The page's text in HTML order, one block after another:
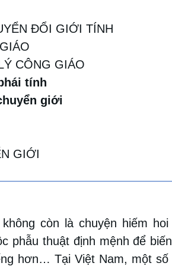
ĐỔI GIỚI TÍNH
CÔNG GIÁO
tính
giới
GIỚI
còn là chuyện hiếm
phẫu thuật định mệnh để
hơn… Tại Việt Nam, một số